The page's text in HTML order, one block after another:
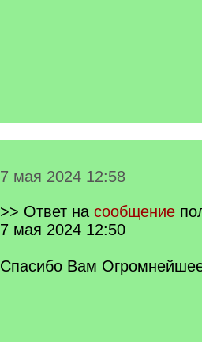
7 мая 2024 12:58
>> Ответ на сообщение
7 мая 2024 12:50
Спасибо Вам